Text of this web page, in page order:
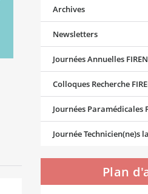
Archives
Newsletters
Journées Annuelles
Colloques Recherche
Journées Paramédicales
Journée Technicien(ne)s
Plan